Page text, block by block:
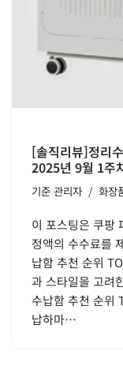
[솔직리뷰]정리
2025년 9월 1주
기준 관리자 화장
이 포스팅은 쿠팡
정액의 수수료를
납함 추천 순위
과 스타일을 고려
수납함 추천 순위
납하마…